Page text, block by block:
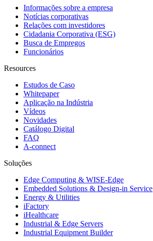
Informações sobre a empresa
Notícias corporativas
Relações com investidores
Cidadania Corporativa (ESG)
Busca de Empregos
Funcionários
Resources
Estudos de Caso
Whitepaper
Aplicação na Indústria
Vídeos
Novidades
Catálogo Digital
FAQ
A-connect
Soluções
Edge Computing & WISE-Edge
Embedded Solutions & Design-in Service
Energy & Utilities
iFactory
iHealthcare
Industrial & Edge Servers
Industrial Equipment Builder